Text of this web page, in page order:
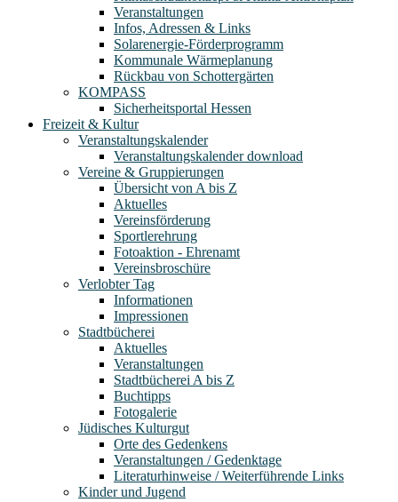
Veranstaltungen
Infos, Adressen & Links
Solarenergie-Förderprogramm
Kommunale Wärmeplanung
Rückbau von Schottergärten
KOMPASS
Sicherheitsportal Hessen
Freizeit & Kultur
Veranstaltungskalender
Veranstaltungskalender download
Vereine & Gruppierungen
Übersicht von A bis Z
Aktuelles
Vereinsförderung
Sportlerehrung
Fotoaktion - Ehrenamt
Vereinsbroschüre
Verlobter Tag
Informationen
Impressionen
Stadtbücherei
Aktuelles
Veranstaltungen
Stadtbücherei A bis Z
Buchtipps
Fotogalerie
Jüdisches Kulturgut
Orte des Gedenkens
Veranstaltungen / Gedenktage
Literaturhinweise / Weiterführende Links
Kinder und Jugend